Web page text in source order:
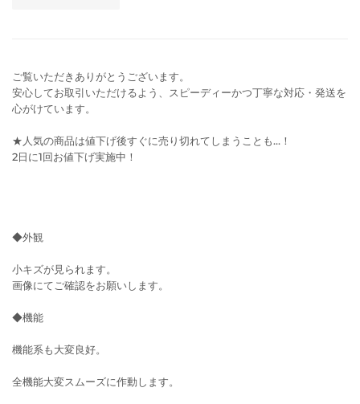
ご覧いただきありがとうございます。
安心してお取引いただけるよう、スピーディーかつ丁寧な対応・発送を
心がけています。
★人気の商品は値下げ後すぐに売り切れてしまうことも…！
2日に1回お値下げ実施中！
◆外観
小キズが見られます。
画像にてご確認をお願いします。
◆機能
機能系も大変良好。
全機能大変スムーズに作動します。